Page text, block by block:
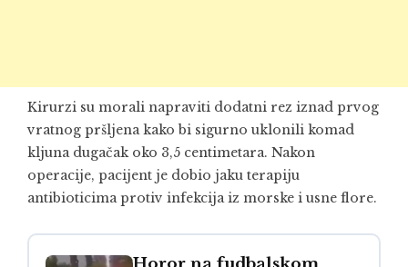
Kirurzi su morali napraviti dodatni rez iznad prvog
vratnog pršljena kako bi sigurno uklonili komad
kljuna dugačak oko 3,5 centimetara. Nakon
operacije, pacijent je dobio jaku terapiju
antibioticima protiv infekcija iz morske i usne flore.